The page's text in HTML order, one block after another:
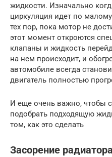
жидкости. Изначально
циркуляция идет по
тех пор, пока мотор не
этот момент откроются
клапаны и жидкость
на нем происходит, и
автомобиле всегда
двигатель полностью
И еще очень важно, чтобы
подобрать подходящую
том, как это сделать
Засорение радиатора